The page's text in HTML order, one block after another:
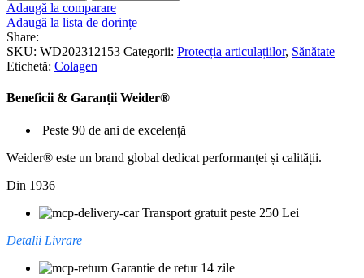
Adaugă la comparare
Adaugă la lista de dorințe
Share:
SKU: WD202312153 Categorii: Protecția articulațiilor, Sănătate
Etichetă: Colagen
Beneficii & Garanții Weider®
Peste 90 de ani de excelență
Weider® este un brand global dedicat performanței și calității.
Din 1936
Transport gratuit peste 250 Lei
Detalii Livrare
Garantie de retur 14 zile